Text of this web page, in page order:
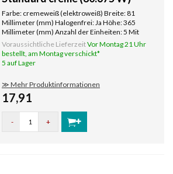
Farbe: cremeweiß (elektroweiß) Breite: 81
Millimeter (mm) Halogenfrei: Ja Höhe: 365
Millimeter (mm) Anzahl der Einheiten: 5 Mit
Klappdeckel: Nein Oberflächenschutz:
unbehandelt Textfeld/Beschriftungsfläche: Nein
Werkstoffgüte: Duroplast Werkstoff:
Voraussichtliche LieferzeitVor Montag 21 Uhr
bestellt, am Montag verschickt*
5 auf Lager
≫ Mehr Produktinformationen
17,91
- +